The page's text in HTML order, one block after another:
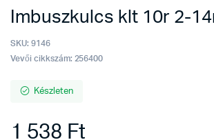
Imbuszkulcs klt 10r 2-
SKU: 9146
Vevői cikkszám: 256400
Készleten
1 538 Ft